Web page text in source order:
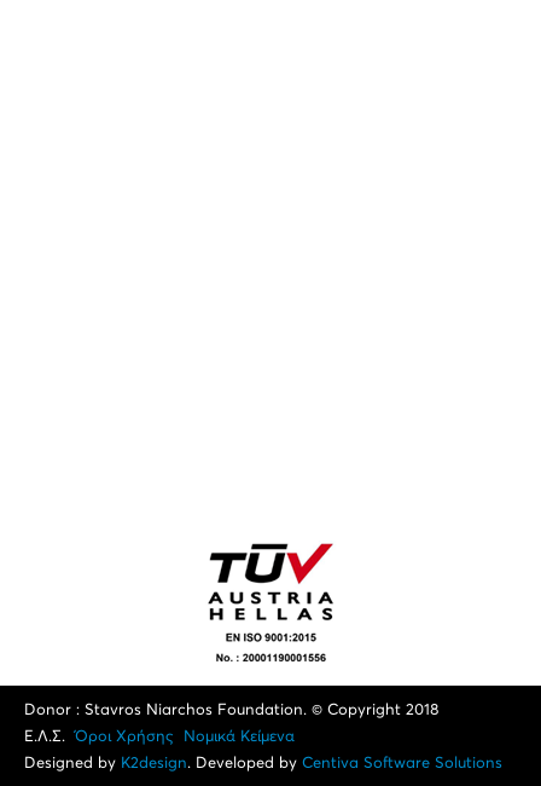
Donor : Stavros Niarchos Foundation. © Copyright 2018
Ε.Λ.Σ.Όροι Xρήσης
Νομικά Κείμενα
Designed by K2design. Developed by Centiva Software Solutions